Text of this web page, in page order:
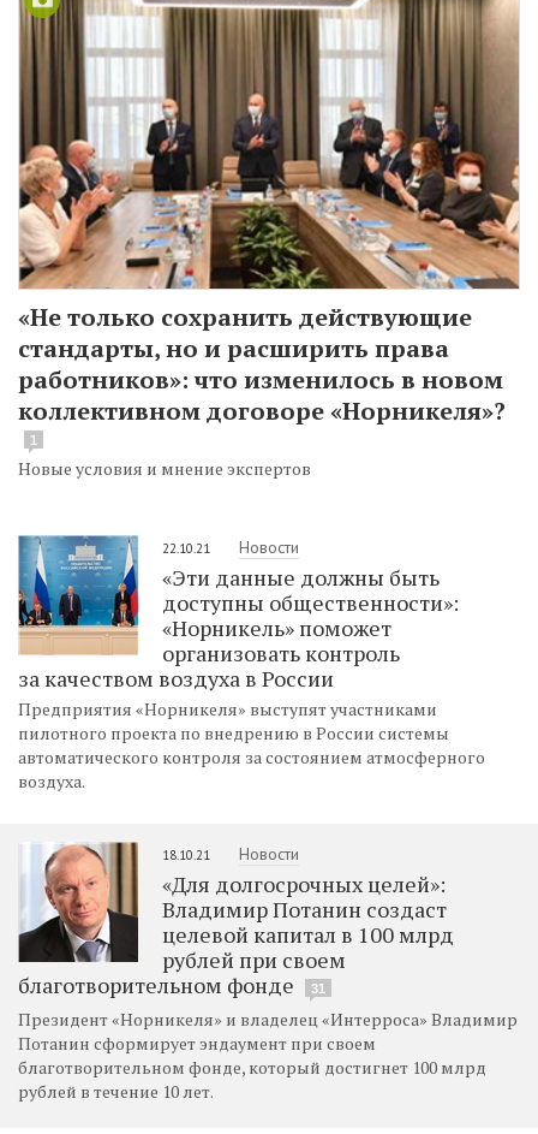
«Не только сохранить действующие
стандарты, но и расширить права
работников»: что изменилось в новом
коллективном договоре «Норникеля»?
1
Новые условия и мнение экспертов
22.10.21 Новости
«Эти данные должны быть
доступны общественности»:
«Норникель» поможет
организовать контроль
за качеством воздуха в России
Предприятия «Норникеля» выступят участниками
пилотного проекта по внедрению в России системы
автоматического контроля за состоянием атмосферного
воздуха.
18.10.21 Новости
«Для долгосрочных целей»:
Владимир Потанин создаст
целевой капитал в 100 млрд
рублей при своем
благотворительном фонде
31
Президент «Норникеля» и владелец «Интерроса» Владимир
Потанин сформирует эндаумент при своем
благотворительном фонде, который достигнет 100 млрд
рублей в течение 10 лет.